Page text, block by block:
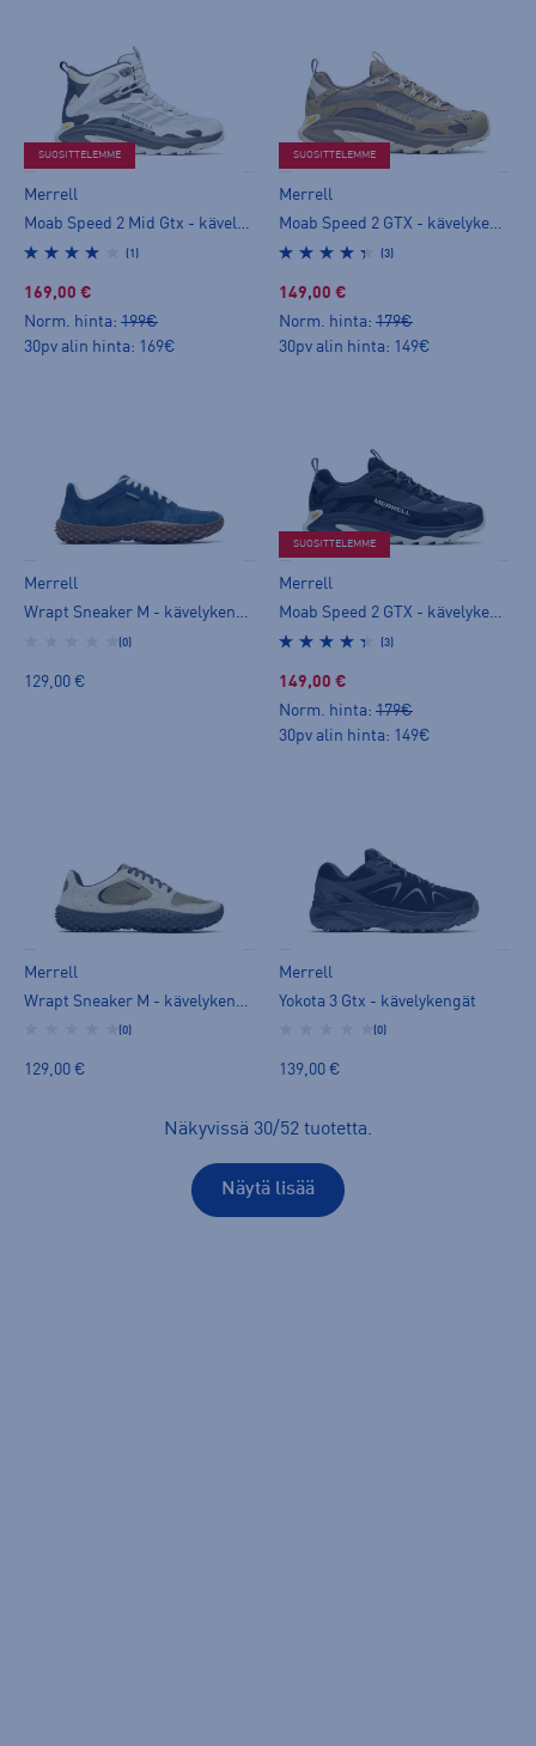
SUOSITTELEMME
Merrell
Moab Speed 2 Mid Gtx - kävelykengät
(1)
169,00 €
Norm. hinta: 199€
30pv alin hinta: 169€
SUOSITTELEMME
Merrell
Moab Speed 2 GTX - kävelykengät
(3)
149,00 €
Norm. hinta: 179€
30pv alin hinta: 149€
Merrell
Wrapt Sneaker M - kävelykengät
(0)
129,00 €
SUOSITTELEMME
Merrell
Moab Speed 2 GTX - kävelykengät
(3)
149,00 €
Norm. hinta: 179€
30pv alin hinta: 149€
Merrell
(0)
129,00 €
Merrell
Yokota 3 Gtx - kävelykengät
(0)
139,00 €
Näkyvissä 30/52 tuotetta.
Näytä lisää